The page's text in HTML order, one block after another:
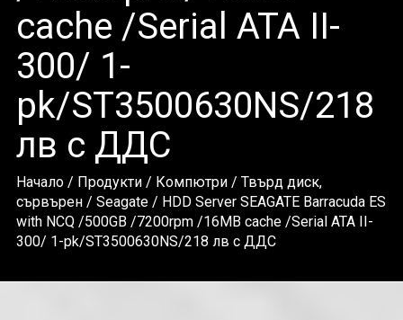
cache /Serial ATA II-
300/ 1-
pk/ST3500630NS/218
лв с ДДС
Начало/ Продукти/ Компютри/ Твърд диск,
сървърен/ Seagate/ HDD Server SEAGATE Barracuda ES
with NCQ /500GB /7200rpm /16MB cache /Serial ATA II-
300/ 1-pk/ST3500630NS/218 лв с ДДС